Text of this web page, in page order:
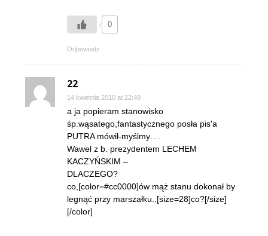
0
Odpowiedz
22
14 kwietnia 2010 at 22:49
a ja popieram stanowisko
śp.wąsatego,fantastycznego posła pis'a
PUTRA mówił-myślmy….
Wawel z b. prezydentem LECHEM
KACZYŃSKIM –
DLACZEGO?
co,[color=#cc0000]ów mąż stanu dokonał by
legnąć przy marszałku..[size=28]co?[/size]
[/color]